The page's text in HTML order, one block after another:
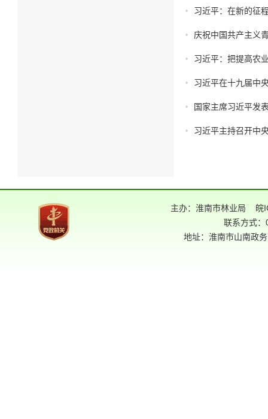
习近平：在新的征
庆祝中国共产主义
习近平：把提高农
习近平在十九届中
国家主席习近平发
习近平主持召开中
主办：淮南市林业局
皖
联系方式
地址：淮南市山南政